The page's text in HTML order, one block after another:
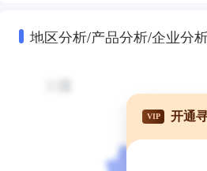
地区分析/产品分析/企业分
VIP 开通